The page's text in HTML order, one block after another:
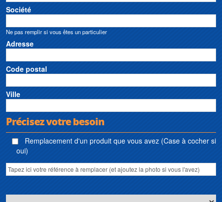
Société
Ne pas remplir si vous êtes un particulier
Adresse
Code postal
Ville
Précisez votre besoin
Remplacement d'un produit que vous avez (Case à cocher si
oui)